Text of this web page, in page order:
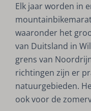
Elk jaar worden in
waaronder het
van Duitsland in
grens van
richtingen zijn er
natuurgebieden.
ook voor de